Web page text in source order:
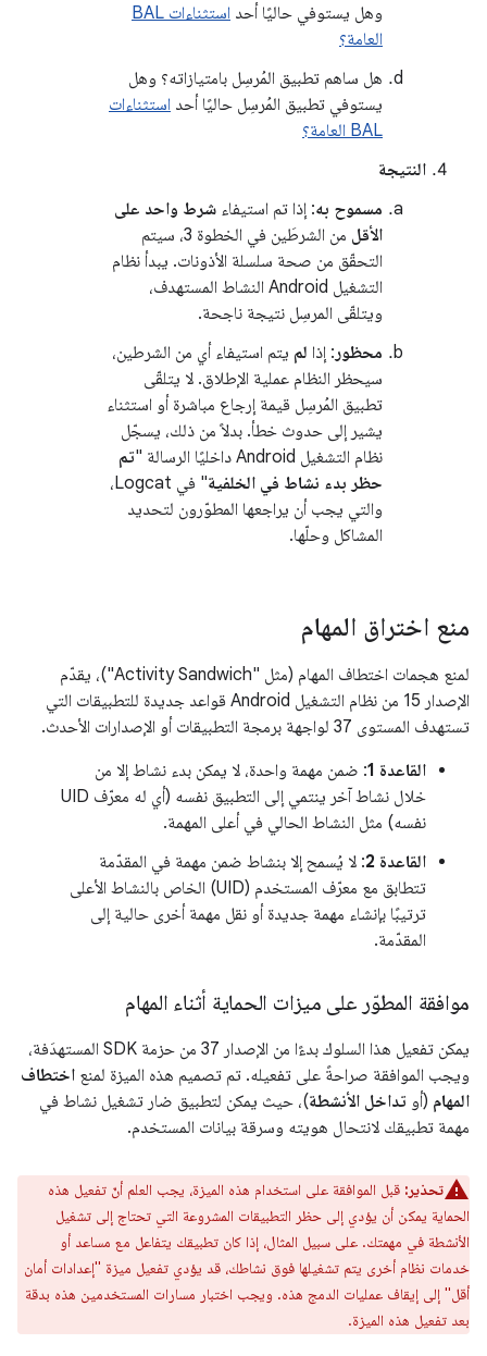
وهل يستوفي حاليًا أحد
استثناءات BAL
العامة؟
هل ساهم تطبيق المُرسِل بامتيازاته؟ وهل
يستوفي تطبيق المُرسِل حاليًا أحد استثناءات
BAL العامة؟
النتيجة
مسموح به: إذا تم استيفاء شرط واحد على
الأقل
من الشرطَين في الخطوة 3، سيتم
التحقّق من صحة سلسلة الأذونات. يبدأ نظام
التشغيل Android النشاط المستهدف،
ويتلقّى المرسِل نتيجة ناجحة.
محظور : إذا لم يتم استيفاء أي من الشرطين،
سيحظر النظام عملية الإطلاق. لا يتلقّى
تطبيق المُرسِل قيمة إرجاع مباشرة أو استثناء
يشير إلى حدوث خطأ. بدلاً من ذلك، يسجّل
نظام التشغيل Android داخليًا الرسالة "
تم
حظر بدء نشاط في الخلفية
" في Logcat،
والتي يجب أن يراجعها المطوّرون لتحديد
المشاكل وحلّها.
منع اختراق المهام
لمنع هجمات اختطاف المهام (مثل "Activity Sandwich")، يقدّم
الإصدار 15 من نظام التشغيل Android قواعد جديدة للتطبيقات التي
تستهدف المستوى 37 لواجهة برمجة التطبيقات أو الإصدارات الأحدث.
القاعدة 1
: ضمن مهمة واحدة، لا يمكن بدء نشاط إلا من
خلال نشاط آخر ينتمي إلى التطبيق نفسه (أي له معرّف UID
نفسه) مثل النشاط الحالي في أعلى المهمة.
القاعدة 2
: لا يُسمح إلا بنشاط ضمن مهمة في المقدّمة
تتطابق مع معرّف المستخدم (UID) الخاص بالنشاط الأعلى
ترتيبًا بإنشاء مهمة جديدة أو نقل مهمة أخرى حالية إلى
المقدّمة.
موافقة المطوّر على ميزات الحماية أثناء المهام
يمكن تفعيل هذا السلوك بدءًا من الإصدار 37 من حزمة SDK المستهدَفة،
ويجب الموافقة صراحةً على تفعيله. تم تصميم هذه الميزة لمنع اختطاف
المهام (أو تداخل الأنشطة)، حيث يمكن لتطبيق ضار تشغيل نشاط في
مهمة تطبيقك لانتحال هويته وسرقة بيانات المستخدم.
تحذير: قبل الموافقة على استخدام هذه الميزة، يجب العلم أنّ تفعيل هذه
الحماية يمكن أن يؤدي إلى حظر التطبيقات المشروعة التي تحتاج إلى تشغيل
الأنشطة في مهمتك. على سبيل المثال، إذا كان تطبيقك يتفاعل مع مساعد أو
خدمات نظام أخرى يتم تشغيلها فوق نشاطك، قد يؤدي تفعيل ميزة "إعدادات أمان
أقل" إلى إيقاف عمليات الدمج هذه. ويجب اختبار مسارات المستخدمين هذه بدقة
بعد تفعيل هذه الميزة.